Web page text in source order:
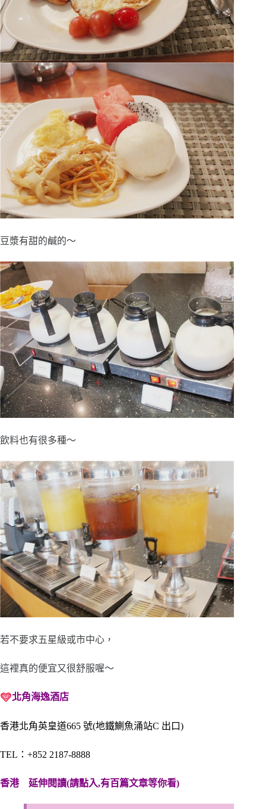
豆漿有甜的鹹的～
飲料也有很多種～
若不要求五星級或市中心，
這裡真的便宜又很舒服喔～
北角海逸酒店
香港北角英皇道665 號(地鐵鰂魚涌站C 出口)
TEL：+852 2187-8888
香港 延伸閱讀(請點入,有百篇文章等你看)